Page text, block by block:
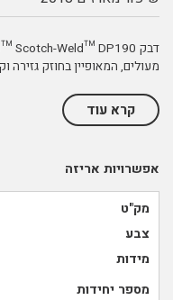
מעולים, המאופיין בחוזק גזירה
קרא עוד
אפשרויות אריזה
מק"ט
צבע
מידות
מספר יחידות